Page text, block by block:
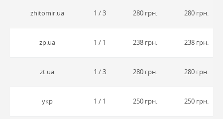
zhitomir.ua 1 / 3 280 грн. 280 грн.
zp.ua 1 / 1 238 грн. 238 грн.
zt.ua 1 / 3 280 грн. 280 грн.
укр 1 / 1 250 грн. 250 грн.